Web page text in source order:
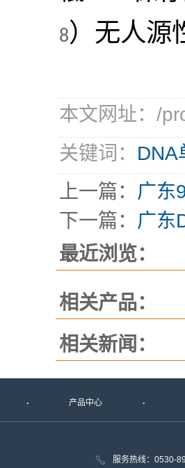
8）无人源
本文网址：/
关键词： DNA
上一篇： 广东
下一篇： 广东
最近浏览：
相关产品：
相关新闻：
产品中心
服务热线：